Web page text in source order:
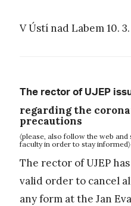
V Ústí nad Labem 10.
The rector of UJEP
regarding the
precautions
〈please, also follow the web
faculty in order to stay informed〉
The rector of UJEP
valid order to cancel
any form at the Jan